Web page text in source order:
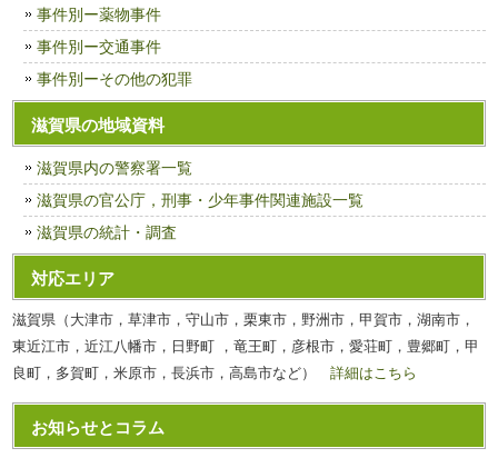
事件別ー薬物事件
事件別ー交通事件
事件別ーその他の犯罪
滋賀県の地域資料
滋賀県内の警察署一覧
滋賀県の官公庁，刑事・少年事件関連施設一覧
滋賀県の統計・調査
対応エリア
滋賀県（大津市，草津市，守山市，栗東市，野洲市，甲賀市，湖南市，
東近江市，近江八幡市，日野町 ，竜王町，彦根市，愛荘町，豊郷町，甲
良町，多賀町，米原市，長浜市，高島市など）詳細はこちら
お知らせとコラム